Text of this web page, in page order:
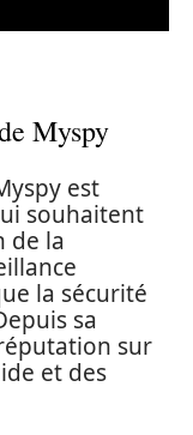
Myspy
est
souhaitent
de la
la sécurité
sa
sur
et des